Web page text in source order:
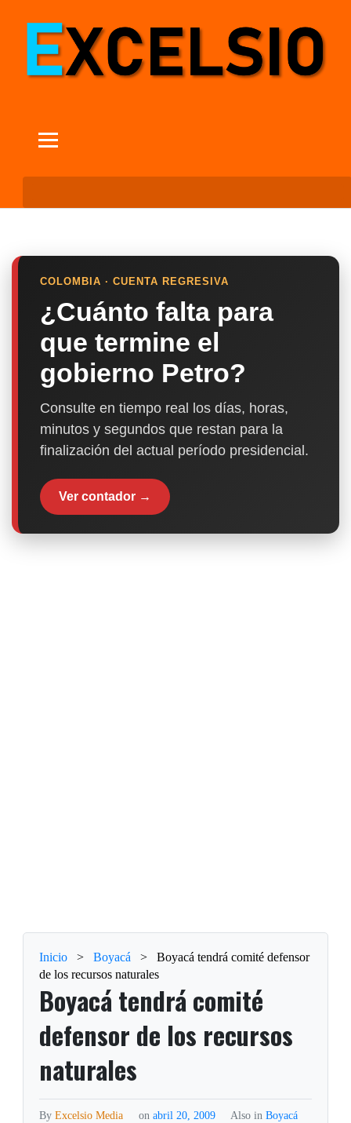
COLOMBIA · CUENTA REGRESIVA
¿Cuánto falta para
que termine el
gobierno Petro?
Consulte en tiempo real los días, horas,
minutos y segundos que restan para la
finalización del actual período presidencial.
Ver contador →
Inicio > Boyacá >
Boyacá tendrá comité defensor
de los recursos naturales
Boyacá tendrá comité
defensor de los recursos
naturales
ByExcelsio Media on abril 20, 2009 Also in Boyacá